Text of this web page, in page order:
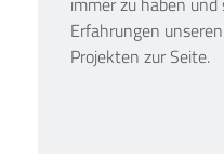
Erfahrungen
Projekten zur Seite.